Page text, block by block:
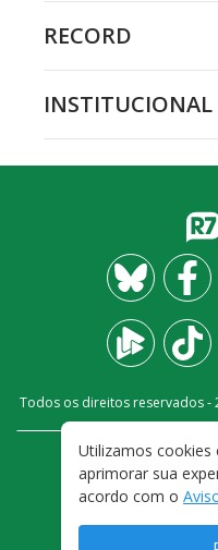
RECORD
INSTITUCIONAL
Todos os direitos reservados -
FALE
TERMOS E
Utilizamos cookies
aprimorar sua
acordo com o